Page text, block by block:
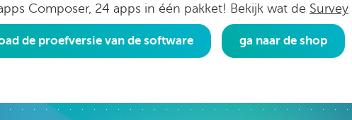
Composer, 24 apps in één pakket! Bekijk wat de Survey
de proefversie van de software ga naar de shop